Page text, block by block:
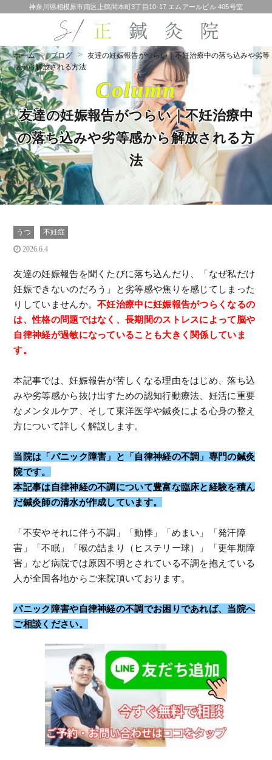
神奈川県相模原市南区上鶴間本町3丁目10-17 エムアールビル 405号室
ホーム ブログ
友達の妊娠報告がつらい｜不妊治療中の落ち込みや劣等
感から解放される方法
Column
友達の妊娠報告がつらい｜不妊治療中
の落ち込みや劣等感から解放される方
法
うつ
不妊症
2026.6.4
友達の妊娠報告を聞くたびに落ち込んだり、「なぜ私だけ
妊娠できないのだろう」と劣等感や焦りを感じてしまった
りしていませんか。不妊治療中に妊娠報告がつらくなるの
は、性格の問題ではなく、長期間のストレスによって脳や
自律神経が過敏になっていることも大きく関係していま
す。
本記事では、妊娠報告が苦しくなる理由をはじめ、落ち込
みや劣等感から抜け出すための認知行動療法、妊活に重要
なメンタルケア、そして東洋医学や鍼灸による心身の整え
方について詳しく解説します。
当院は「パニック障害」と「自律神経の不調」専門の鍼灸
院です。
本記事は自律神経の不調について豊富な臨床と経験を積ん
だ鍼灸師の清水が作成しています。
「不安やそれに伴う不調」「動悸」「めまい」「発汗障
害」「不眠」「喉の詰まり（ヒステリー球）」「更年期障
害」など病院では原因不明とされている不調を抱えている
人が全国各地からご来院頂いております。
パニック障害や自律神経の不調でお困りであれば、当院へ
ご相談ください。